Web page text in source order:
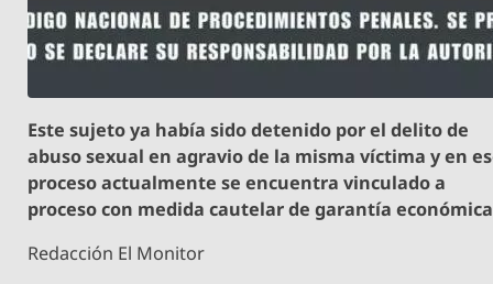
Este sujeto ya había sido detenido por el delito de
abuso sexual en agravio de la misma víctima y en
proceso actualmente se encuentra vinculado a
proceso con medida cautelar de garantía económica
Redacción El Monitor